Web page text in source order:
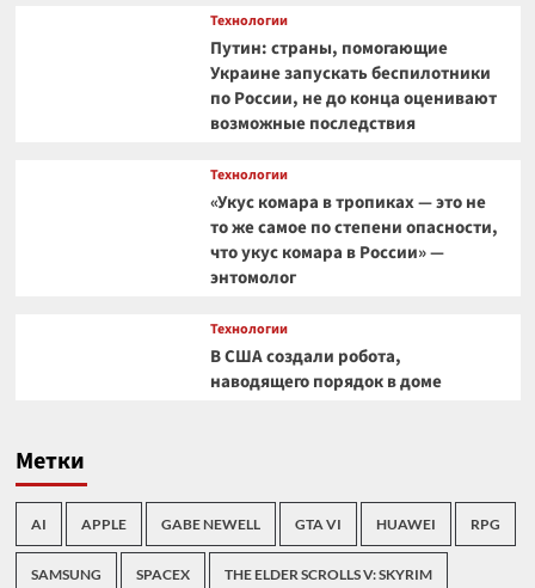
Технологии
Путин: страны, помогающие
Украине запускать беспилотники
по России, не до конца оценивают
возможные последствия
Технологии
«Укус комара в тропиках — это не
то же самое по степени опасности,
что укус комара в России» —
энтомолог
Технологии
В США создали робота,
наводящего порядок в доме
Метки
AI APPLE GABE NEWELL GTA VI HUAWEI RPG
SAMSUNG SPACEX THE ELDER SCROLLS V: SKYRIM